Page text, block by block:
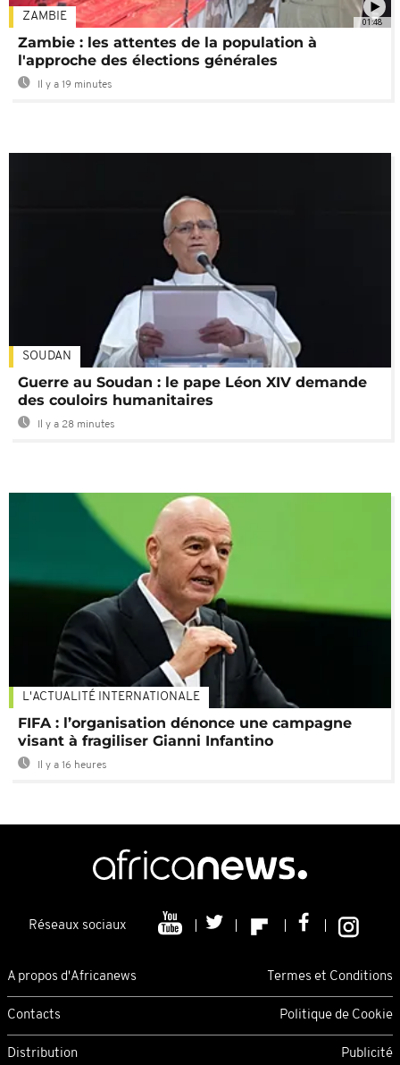
01:48
ZAMBIE
Zambie : les attentes de la population à
l'approche des élections générales
Il y a 19 minutes
SOUDAN
Guerre au Soudan : le pape Léon XIV demande
des couloirs humanitaires
Il y a 28 minutes
L'ACTUALITÉ INTERNATIONALE
FIFA : l’organisation dénonce une campagne
visant à fragiliser Gianni Infantino
Il y a 16 heures
Réseaux sociaux
A propos d'Africanews Termes et Conditions
Contacts Politique de Cookie
Distribution Publicité